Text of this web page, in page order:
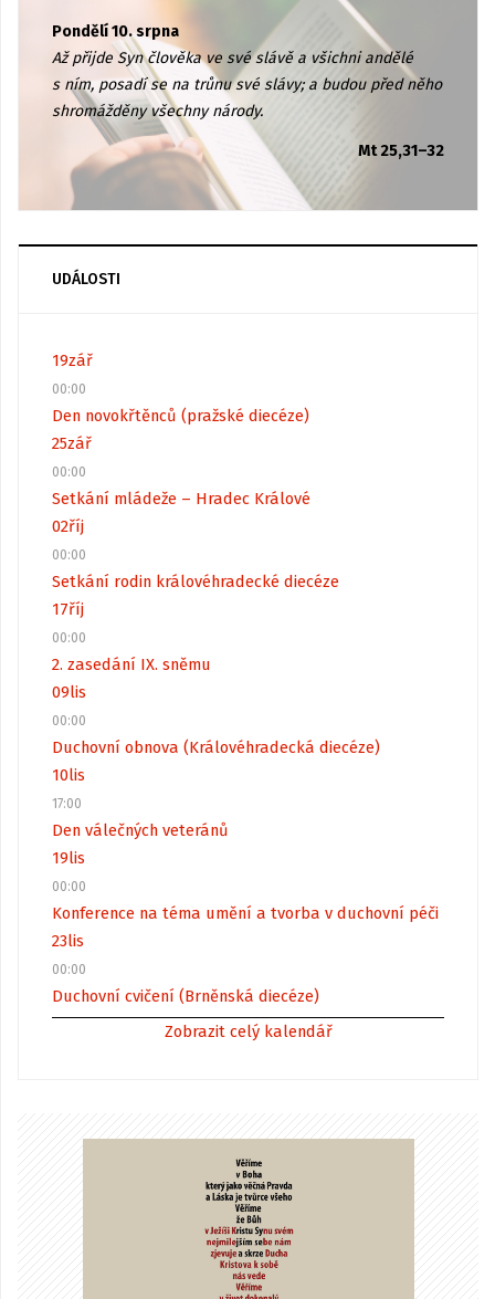
Pondělí 10. srpna
Až přijde Syn člověka ve své slávě a všichni andělé
s ním, posadí se na trůnu své slávy; a budou před něho
shromážděny všechny národy.
Mt 25,31–32
UDÁLOSTI
19zář
00:00
Den novokřtěnců (pražské diecéze)
25zář
00:00
Setkání mládeže – Hradec Králové
02říj
00:00
Setkání rodin královéhradecké diecéze
17říj
00:00
2. zasedání IX. sněmu
09lis
00:00
Duchovní obnova (Královéhradecká diecéze)
10lis
17:00
Den válečných veteránů
19lis
00:00
Konference na téma umění a tvorba v duchovní péči
23lis
00:00
Duchovní cvičení (Brněnská diecéze)
Zobrazit celý kalendář